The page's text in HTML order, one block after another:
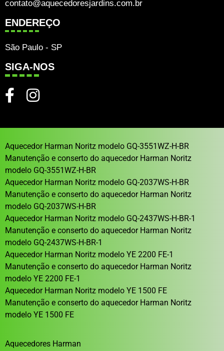
contato@aquecedoresjardins.com.br
ENDEREÇO
São Paulo - SP
SIGA-NOS
Aquecedor Harman Noritz modelo GQ-3551WZ-H-BR
Manutenção e conserto do aquecedor Harman Noritz
modelo GQ-3551WZ-H-BR
Aquecedor Harman Noritz modelo GQ-2037WS-H-BR
Manutenção e conserto do aquecedor Harman Noritz
modelo GQ-2037WS-H-BR
Aquecedor Harman Noritz modelo GQ-2437WS-H-BR-1
Manutenção e conserto do aquecedor Harman Noritz
modelo GQ-2437WS-H-BR-1
Aquecedor Harman Noritz modelo YE 2200 FE-1
Manutenção e conserto do aquecedor Harman Noritz
modelo YE 2200 FE-1
Aquecedor Harman Noritz modelo YE 1500 FE
Manutenção e conserto do aquecedor Harman Noritz
modelo YE 1500 FE
Aquecedores Harman